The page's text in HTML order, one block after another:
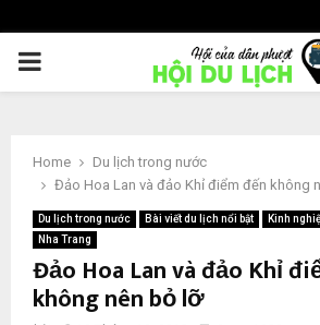
PRIMARY
Home
Du lịch trong nước
Đảo Hoa Lan và đảo Khỉ điểm đến không
Du lịch trong nước Bài viết du lịch nổi bật Kinh
Nha Trang
Đảo Hoa Lan và đảo Khỉ
không nên bỏ lỡ